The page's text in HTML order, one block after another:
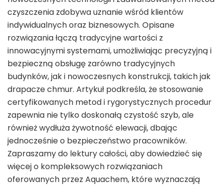
czyszczenia zdobywa uznanie wśród klientów
indywidualnych oraz biznesowych. Opisane
rozwiązania łączą tradycyjne wartości z
innowacyjnymi systemami, umożliwiając precyzyjną i
bezpieczną obsługę zarówno tradycyjnych
budynków, jak i nowoczesnych konstrukcji, takich jak
drapacze chmur. Artykuł podkreśla, że stosowanie
certyfikowanych metod i rygorystycznych procedur
zapewnia nie tylko doskonałą czystość szyb, ale
również wydłuża żywotność elewacji, dbając
jednocześnie o bezpieczeństwo pracowników.
Zapraszamy do lektury całości, aby dowiedzieć się
więcej o kompleksowych rozwiązaniach
oferowanych przez Aquachem, które wyznaczają